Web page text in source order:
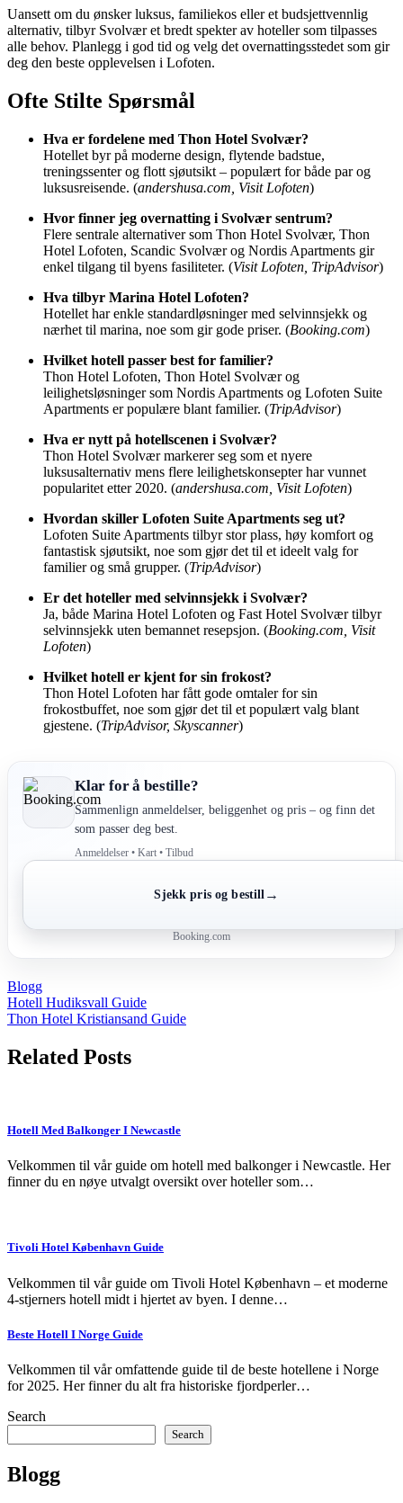
Uansett om du ønsker luksus, familiekos eller et budsjettvennlig
alternativ, tilbyr Svolvær et bredt spekter av hoteller som tilpasses
alle behov. Planlegg i god tid og velg det overnattingsstedet som gir
deg den beste opplevelsen i Lofoten.
Ofte Stilte Spørsmål
Hva er fordelene med Thon Hotel Svolvær?
Hotellet byr på moderne design, flytende badstue,
treningssenter og flott sjøutsikt – populært for både par og
luksusreisende. (andershusa.com, Visit Lofoten)
Hvor finner jeg overnatting i Svolvær sentrum?
Flere sentrale alternativer som Thon Hotel Svolvær, Thon
Hotel Lofoten, Scandic Svolvær og Nordis Apartments gir
enkel tilgang til byens fasiliteter. (Visit Lofoten, TripAdvisor)
Hva tilbyr Marina Hotel Lofoten?
Hotellet har enkle standardløsninger med selvinnsjekk og
nærhet til marina, noe som gir gode priser. (Booking.com)
Hvilket hotell passer best for familier?
Thon Hotel Lofoten, Thon Hotel Svolvær og
leilighetsløsninger som Nordis Apartments og Lofoten Suite
Apartments er populære blant familier. (TripAdvisor)
Hva er nytt på hotellscenen i Svolvær?
Thon Hotel Svolvær markerer seg som et nyere
luksusalternativ mens flere leilighetskonsepter har vunnet
popularitet etter 2020. (andershusa.com, Visit Lofoten)
Hvordan skiller Lofoten Suite Apartments seg ut?
Lofoten Suite Apartments tilbyr stor plass, høy komfort og
fantastisk sjøutsikt, noe som gjør det til et ideelt valg for
familier og små grupper. (TripAdvisor)
Er det hoteller med selvinnsjekk i Svolvær?
Ja, både Marina Hotel Lofoten og Fast Hotel Svolvær tilbyr
selvinnsjekk uten bemannet resepsjon. (Booking.com, Visit
Lofoten)
Hvilket hotell er kjent for sin frokost?
Thon Hotel Lofoten har fått gode omtaler for sin
frokostbuffet, noe som gjør det til et populært valg blant
gjestene. (TripAdvisor, Skyscanner)
Klar for å bestille?
Sammenlign anmeldelser, beliggenhet og pris – og finn det
som passer deg best.
Anmeldelser • Kart • Tilbud
Sjekk pris og bestill →
Booking.com
Blogg
Post
navigation
Hotell Hudiksvall Guide
Thon Hotel Kristiansand Guide
Related Posts
Hotell Med Balkonger I Newcastle
Velkommen til vår guide om hotell med balkonger i Newcastle. Her
finner du en nøye utvalgt oversikt over hoteller som…
Tivoli Hotel København Guide
Velkommen til vår guide om Tivoli Hotel København – et moderne
4-stjerners hotell midt i hjertet av byen. I denne…
Beste Hotell I Norge Guide
Velkommen til vår omfattende guide til de beste hotellene i Norge
for 2025. Her finner du alt fra historiske fjordperler…
Search
Search
Blogg